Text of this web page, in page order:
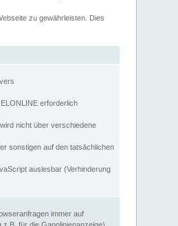
zu gewährleisten. Dies
erforderlich
nicht über verschiedene
sonstigen auf den tatsächlichen
auslesbar (Verhinderung
immer auf